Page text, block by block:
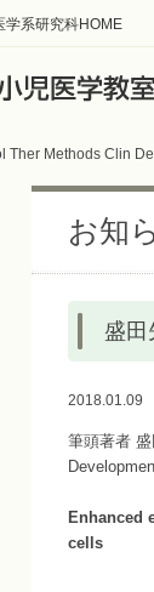
学系研究科HOME
Ther Methods Clin
お知
盛田
2018.01.09
筆頭著者
Enhanced
cells